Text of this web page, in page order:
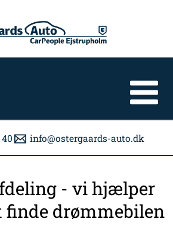
info@ostergaards-auto.dk
- vi hjælper
finde drømmebilen